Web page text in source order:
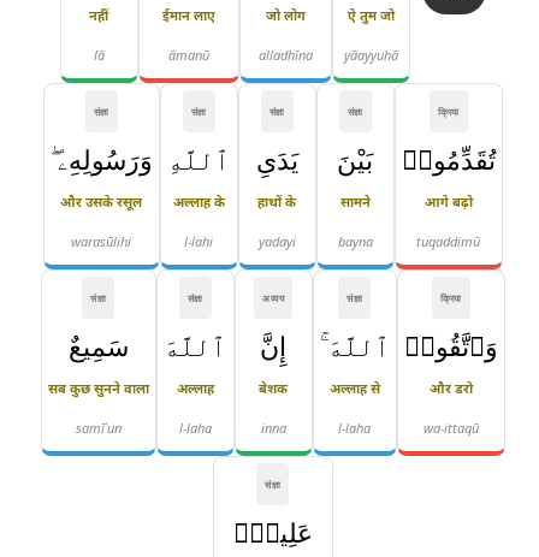
ऐ तुम जो
yāayyuhā
जो लोग
alladhīna
ईमान लाए
āmanū
नहीं
lā
क्रिया
تُقَدِّمُوا۟
आगे बढ़ो
tuqaddimū
संज्ञा
بَيْنَ
सामने
bayna
संज्ञा
يَدَىِ
हाथों के
yadayi
संज्ञा
ٱللَّهِ
अल्लाह के
l-lahi
संज्ञा
وَرَسُولِهِۦ ۖ
और उसके रसूल
warasūlihi
क्रिया
وَٱتَّقُوا۟
और डरो
wa-ittaqū
संज्ञा
ٱللَّهَ ۚ
अल्लाह से
l-laha
अव्यय
إِنَّ
बेशक
inna
संज्ञा
ٱللَّهَ
अल्लाह
l-laha
संज्ञा
سَمِيعٌ
सब कुछ सुनने वाला
samīʿun
संज्ञा
عَلِيمٌۭ